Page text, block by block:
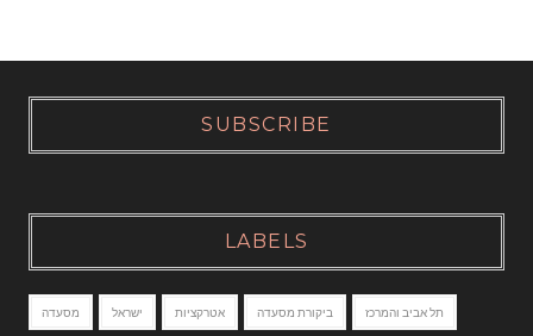
SUBSCRIBE
LABELS
מסעדה ישראל אטרקציות ביקורת מסעדה תל אביב והמרכז